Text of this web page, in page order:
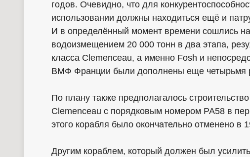
годов. Очевидно, что для
использовании должны находиться ещё и
И в определённый момент времени сошлись
водоизмещением 20 000 тонн в два этапа,
класса Clemenceau, а именно Fosh и
ВМФ Франции были дополнены еще четырьмя
По плану также предполагалось
Clemenceau с порядковым номером PA58 в
этого корабля было окончательно отменено в
Другим кораблем, который должен был